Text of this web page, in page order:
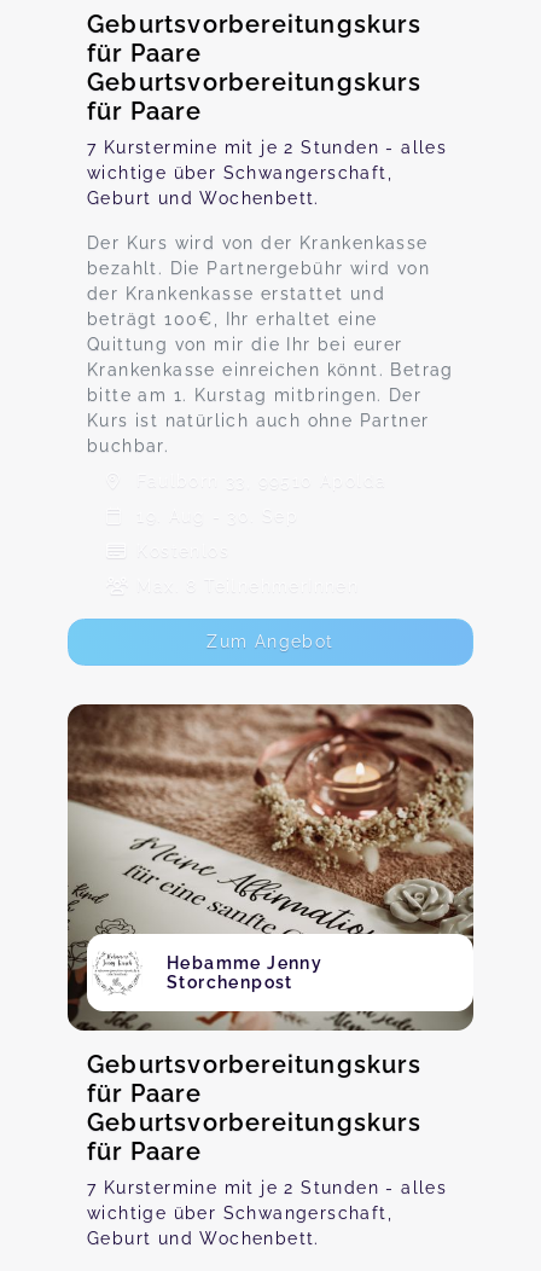
Geburtsvorbereitungskurs
für Paare
Geburtsvorbereitungskurs
für Paare
7 Kurstermine mit je 2 Stunden - alles
wichtige über Schwangerschaft,
Geburt und Wochenbett.
Der Kurs wird von der Krankenkasse
bezahlt. Die Partnergebühr wird von
der Krankenkasse erstattet und
beträgt 100€, Ihr erhaltet eine
Quittung von mir die Ihr bei eurer
Krankenkasse einreichen könnt. Betrag
bitte am 1. Kurstag mitbringen. Der
Kurs ist natürlich auch ohne Partner
buchbar.
Faulborn 33, 99510 Apolda
19. Aug - 30. Sep
Max. 8 TeilnehmerInnen
Zum Angebot
Hebamme Jenny
Storchenpost
Geburtsvorbereitungskurs
für Paare
Geburtsvorbereitungskurs
für Paare
7 Kurstermine mit je 2 Stunden - alles
wichtige über Schwangerschaft,
Geburt und Wochenbett.